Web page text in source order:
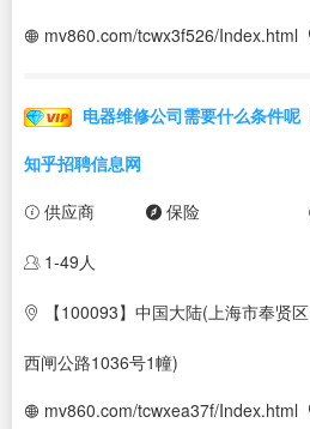
mv860.com/tcwx3f526/Index.html
电器维修公司需要什么条件呢
知乎招聘信息网
供应商 保险
1-49人
【100093】中国大陆(上海市奉贤区
西闸公路1036号1幢)
mv860.com/tcwxea37f/Index.html